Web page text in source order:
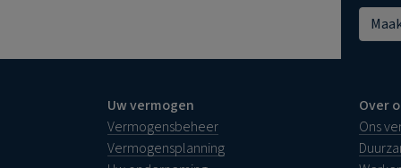
Uw vermogen
Vermogensbeheer
Vermogensplanning
Over
Ons